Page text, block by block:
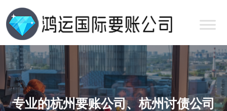
专业的杭州要账公司、杭州讨债公司